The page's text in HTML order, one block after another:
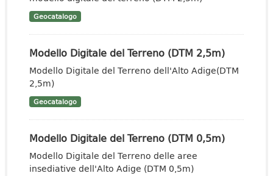
Geocatalogo
Modello Digitale del Terreno (DTM 2,5m)
Modello Digitale del Terreno dell'Alto Adige(DTM
2,5m)
Geocatalogo
Modello Digitale del Terreno (DTM 0,5m)
Modello Digitale del Terreno delle aree
insediative dell'Alto Adige (DTM 0,5m)